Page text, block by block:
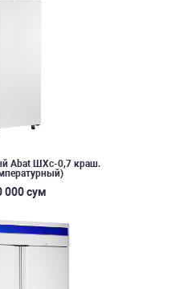
Abat ШХс-0,7 краш.
000 сум